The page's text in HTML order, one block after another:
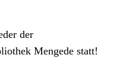
der
Mengede statt!